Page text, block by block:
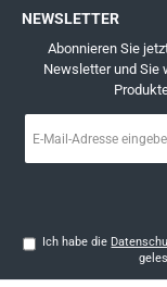
NEWSLETTER
Abonnieren Sie
Newsletter und Sie
Mail-
Ich habe die